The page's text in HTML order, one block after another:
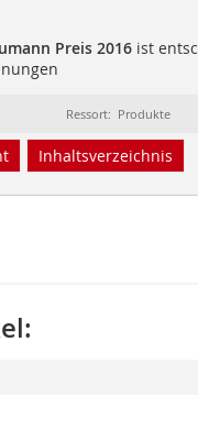
Preis 2016ist
Ressort: Produkte
Inhaltsverzeichnis